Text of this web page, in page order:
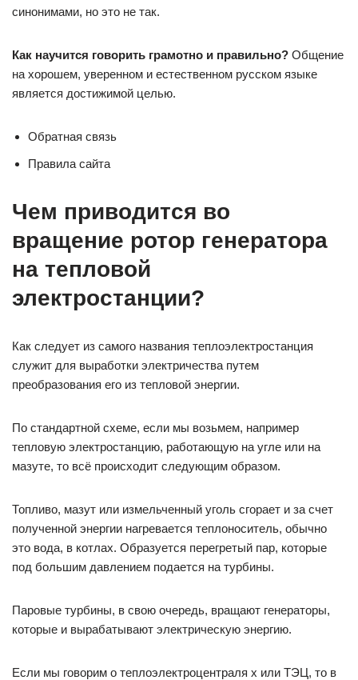
синонимами, но это не так.
Как научится говорить грамотно и правильно? Общение
на хорошем, уверенном и естественном русском языке
является достижимой целью.
Обратная связь
Правила сайта
Чем приводится во
вращение ротор генератора
на тепловой
электростанции?
Как следует из самого названия теплоэлектростанция
служит для выработки электричества путем
преобразования его из тепловой энергии.
По стандартной схеме, если мы возьмем, например
тепловую электростанцию, работающую на угле или на
мазуте, то всё происходит следующим образом.
Топливо, мазут или измельченный уголь сгорает и за счет
полученной энергии нагревается теплоноситель, обычно
это вода, в котлах. Образуется перегретый пар, которые
под большим давлением подается на турбины.
Паровые турбины, в свою очередь, вращают генераторы,
которые и вырабатывают электрическую энергию.
Если мы говорим о теплоэлектроцентраля­ х или ТЭЦ, то в